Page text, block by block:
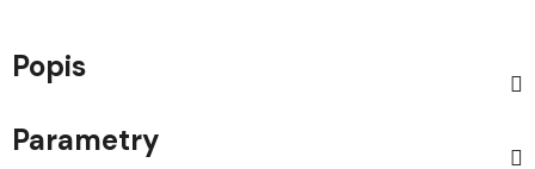
Popis
Parametry